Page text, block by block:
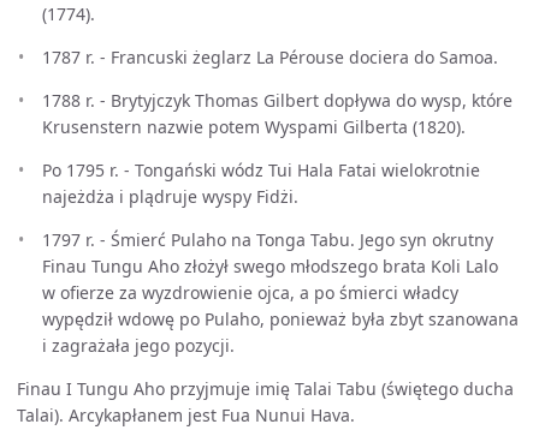
(1774).
1787 r. - Francuski żeglarz La Pérouse dociera do Samoa.
1788 r. - Brytyjczyk Thomas Gilbert dopływa do wysp, które
Krusenstern nazwie potem Wyspami Gilberta (1820).
Po 1795 r. - Tongański wódz Tui Hala Fatai wielokrotnie
najeżdża i plądruje wyspy Fidżi.
1797 r. - Śmierć Pulaho na Tonga Tabu. Jego syn okrutny
Finau Tungu Aho złożył swego młodszego brata Koli Lalo
w ofierze za wyzdrowienie ojca, a po śmierci władcy
wypędził wdowę po Pulaho, ponieważ była zbyt szanowana
i zagrażała jego pozycji.
Finau I Tungu Aho przyjmuje imię Talai Tabu (świętego ducha
Talai). Arcykapłanem jest Fua Nunui Hava.